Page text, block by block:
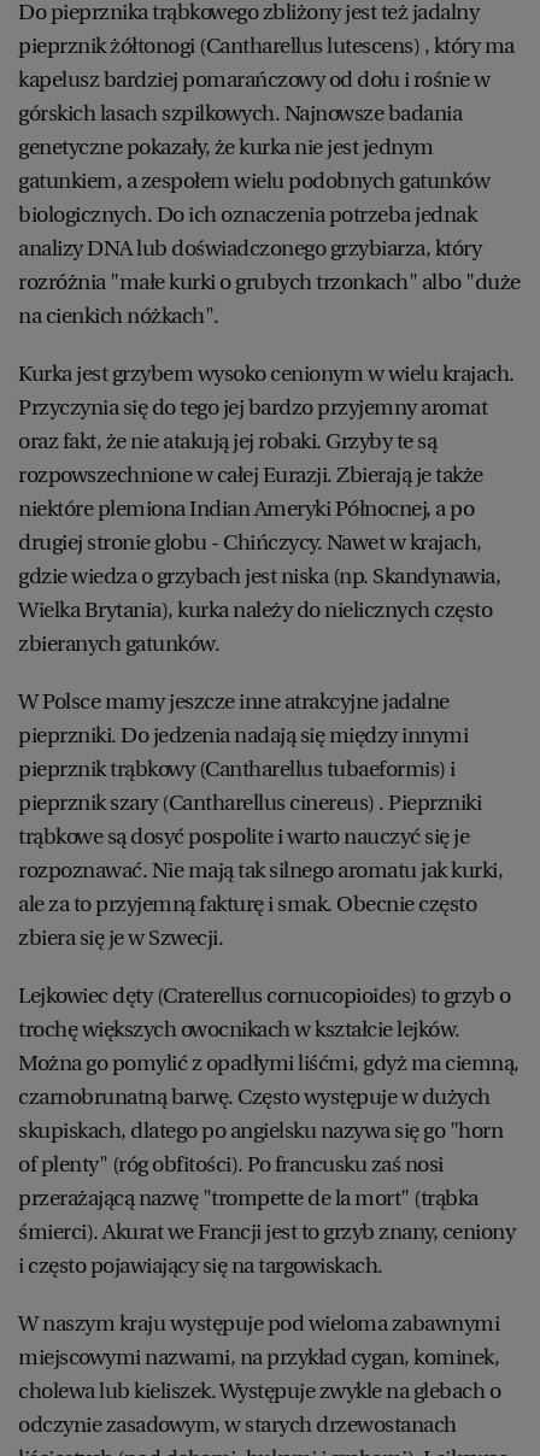
Do pieprznika trąbkowego zbliżony jest też jadalny
pieprznik żółtonogi (Cantharellus lutescens) , który ma
kapelusz bardziej pomarańczowy od dołu i rośnie w
górskich lasach szpilkowych. Najnowsze badania
genetyczne pokazały, że kurka nie jest jednym
gatunkiem, a zespołem wielu podobnych gatunków
biologicznych. Do ich oznaczenia potrzeba jednak
analizy DNA lub doświadczonego grzybiarza, który
rozróżnia "małe kurki o grubych trzonkach" albo "duże
na cienkich nóżkach".
Kurka jest grzybem wysoko cenionym w wielu krajach.
Przyczynia się do tego jej bardzo przyjemny aromat
oraz fakt, że nie atakują jej robaki. Grzyby te są
rozpowszechnione w całej Eurazji. Zbierają je także
niektóre plemiona Indian Ameryki Północnej, a po
drugiej stronie globu - Chińczycy. Nawet w krajach,
gdzie wiedza o grzybach jest niska (np. Skandynawia,
Wielka Brytania), kurka należy do nielicznych często
zbieranych gatunków.
W Polsce mamy jeszcze inne atrakcyjne jadalne
pieprzniki. Do jedzenia nadają się między innymi
pieprznik trąbkowy (Cantharellus tubaeformis) i
pieprznik szary (Cantharellus cinereus) . Pieprzniki
trąbkowe są dosyć pospolite i warto nauczyć się je
rozpoznawać. Nie mają tak silnego aromatu jak kurki,
ale za to przyjemną fakturę i smak. Obecnie często
zbiera się je w Szwecji.
Lejkowiec dęty (Craterellus cornucopioides) to grzyb o
trochę większych owocnikach w kształcie lejków.
Można go pomylić z opadłymi liśćmi, gdyż ma ciemną,
czarnobrunatną barwę. Często występuje w dużych
skupiskach, dlatego po angielsku nazywa się go "horn
of plenty" (róg obfitości). Po francusku zaś nosi
przerażającą nazwę "trompette de la mort" (trąbka
śmierci). Akurat we Francji jest to grzyb znany, ceniony
i często pojawiający się na targowiskach.
W naszym kraju występuje pod wieloma zabawnymi
miejscowymi nazwami, na przykład cygan, kominek,
cholewa lub kieliszek. Występuje zwykle na glebach o
odczynie zasadowym, w starych drzewostanach